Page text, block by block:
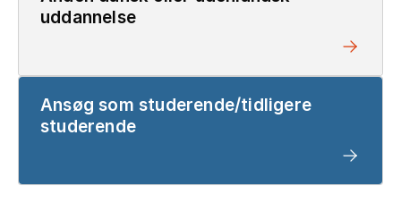
uddannelse
Ansøg som studerende/tidligere
studerende